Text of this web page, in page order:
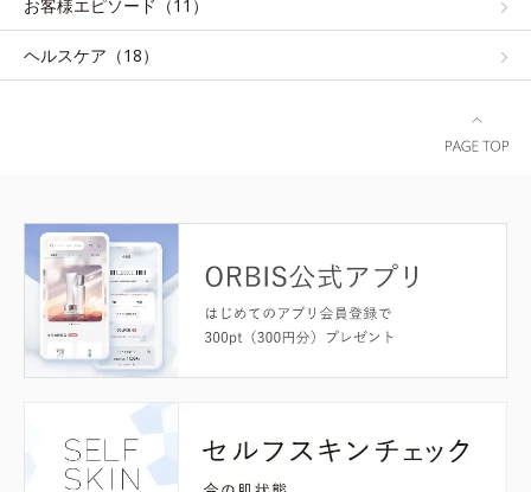
お客様エピソード（11）
ヘルスケア（18）